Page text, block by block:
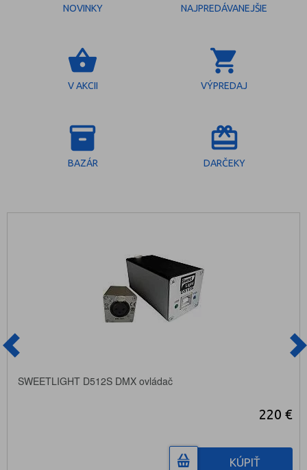
NOVINKY NAJPREDÁVANEJŠIE
shopping_basket
V AKCII
shopping_cart
VÝPREDAJ
inventory_2
BAZÁR
redeem
DARČEKY
SWEETLIGHT D512S DMX ovládač
220 €
KÚPIŤ